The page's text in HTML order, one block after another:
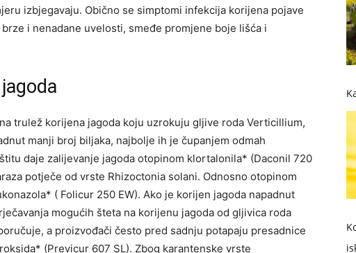
izbjegavaju. Obično se simptomi infekcija korijena pojave
i nenadane uvelosti, smeđe promjene boje lišća i
trulež korijena jagoda koju uzrokuju gljive roda Verticillium,
manji broj biljaka, najbolje ih je čupanjem odmah
daje zalijevanje jagoda otopinom klortalonila* (Daconil 720
potječe od vrste Rhizoctonia solani. Odnosno otopinom
( Folicur 250 EW). Ako je korijen jagoda napadnut
mogućih šteta na korijenu jagoda od gljivica roda
a proizvođači često pred sadnju potapaju presadnice
(Previcur 607 SL). Zbog karantenske vrste